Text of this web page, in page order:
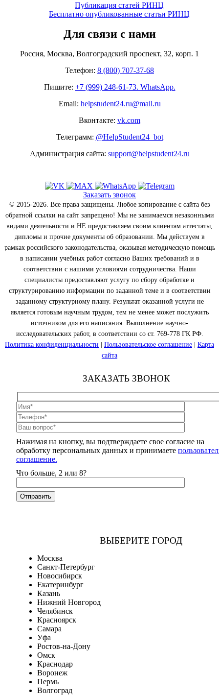
Публикация статей РИНЦ
Бесплатно опубликованные статьи РИНЦ
Для связи с нами
Россия, Москва, Волгоградский проспект, 32, корп. 1
Телефон: 8 (800) 707-37-68
Пишите: +7 (999) 248-61-73. WhatsApp.
Email: helpstudent24.ru@mail.ru
Вконтакте: vk.com
Телеграмм: @HelpStudent24_bot
Администрация сайта: support@helpstudent24.ru
Заказать звонок
© 2015-2026. Все права защищены. Любое копирование с сайта без
обратной ссылки на сайт запрещено! Мы не занимаемся незаконными
видами деятельности и НЕ предоставляем своим клиентам аттестаты,
дипломы и прочие документы об образовании. Мы действуем в
рамках российского законодательства, оказывая методическую помощь
в написании учебных работ согласно Ваших требований и в
соответствии с нашими условиями сотрудничества. Наши
специалисты предоставляют услугу по сбору обработке и
структурированию информации по заданной теме и в соответствии
заданному структурному плану. Результат оказанной услуги не
является готовым научным трудом, тем не менее может послужить
источником для его написания. Выполнение научно-
исследовательских работ, в соответствии со ст. 769-778 ГК РФ.
Политика конфиденциальности
Пользовательское соглашение
Карта
сайта
ЗАКАЗАТЬ ЗВОНОК
Нажимая на кнопку, вы подтверждаете свое согласие на
обработку персональных данных и принимаете
соглашение.
Что больше, 2 или 8?
ВЫБЕРИТЕ ГОРОД
Москва
Санкт-Петербург
Новосибирск
Екатеринбург
Казань
Нижний Новгород
Челябинск
Красноярск
Самара
Уфа
Ростов-на-Дону
Омск
Краснодар
Воронеж
Пермь
Волгоград